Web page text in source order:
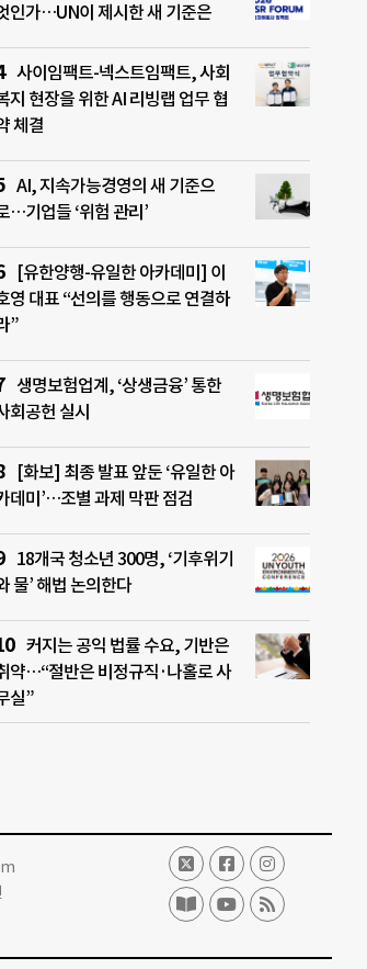
인가…UN이 제시한 새 기준은
사이임팩트-넥스트임팩트, 사회
지 현장을 위한 AI 리빙랩 업무 협
체결
AI, 지속가능경영의 새 기준으
…기업들 ‘위험 관리’
[유한양행-유일한 아카데미] 이
영 대표 “선의를 행동으로 연결하
”
생명보험업계, ‘상생금융’ 통한
회공헌 실시
[화보] 최종 발표 앞둔 ‘유일한 아
데미’…조별 과제 막판 점검
18개국 청소년 300명, ‘기후위기
물’ 해법 논의한다
커지는 공익 법률 수요, 기반은
약…“절반은 비정규직·나홀로 사
실”